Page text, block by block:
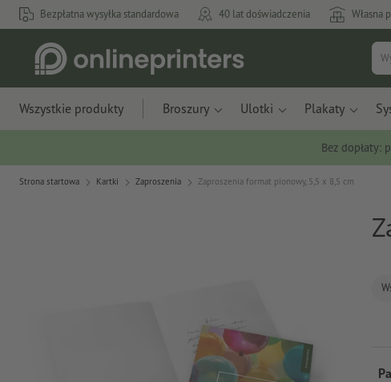
Bezpłatna wysyłka standardowa 40 lat doświadczenia Własna
Wszystkie produkty Broszury Ulotki Plakaty
Bez dopłaty:
Strona startowa Kartki Zaproszenia Zaproszenia format pionowy, 5,5 x 8,5 cm